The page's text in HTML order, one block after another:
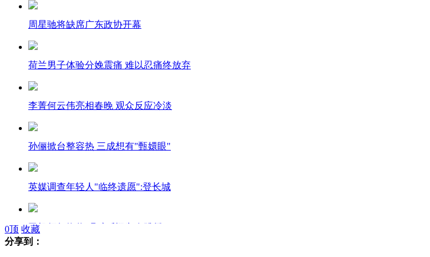
周星驰将缺席广东政协开幕
荷兰男子体验分娩震痛 难以忍痛终放弃
李菁何云伟亮相春晚 观众反应冷淡
孙俪掀台整容热 三成想有"甄嬛眼"
英媒调查年轻人"临终遗愿":登长城
司机领年终奖 喝醉后疑兴奋跳桥
0顶 收藏
分享到：